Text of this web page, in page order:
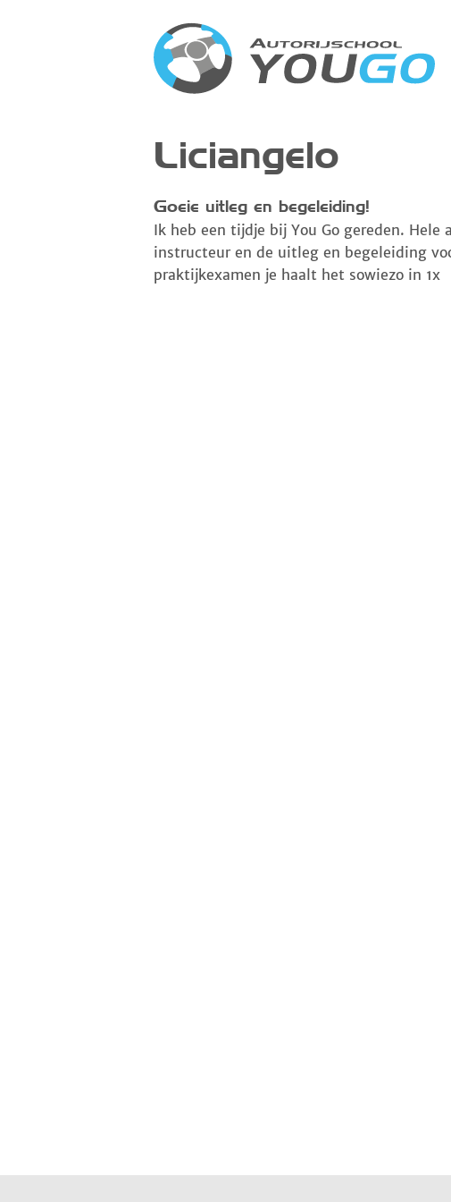
Liciangelo
Goeie uitleg en begeleiding!
Ik heb een tijdje bij You Go gereden. Hele
instructeur en de uitleg en begeleiding
praktijkexamen je haalt het sowiezo in 1x